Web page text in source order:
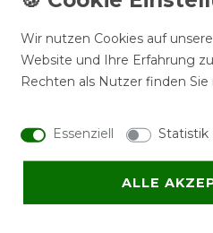
Wir nutzen Cookies auf
Website und Ihre Erfahrung
Rechten als Nutzer finden Sie
Essenziell Statistik
ALLE